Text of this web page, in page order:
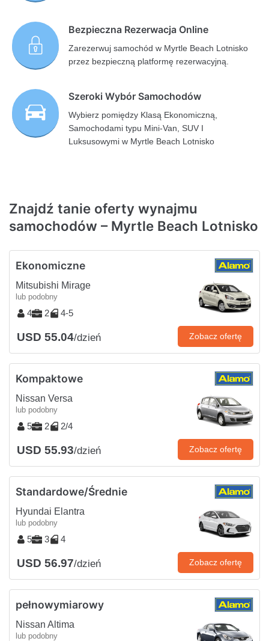
Bezpieczna Rezerwacja Online
Zarezerwuj samochód w Myrtle Beach Lotnisko
przez bezpieczną platformę rezerwacyjną.
Szeroki Wybór Samochodów
Wybierz pomiędzy Klasą Ekonomiczną,
Samochodami typu Mini-Van, SUV I
Luksusowymi w Myrtle Beach Lotnisko
Znajdź tanie oferty wynajmu
samochodów – Myrtle Beach Lotnisko
Ekonomiczne
Mitsubishi Mirage
lub podobny
4 2 4-5
USD 55.04/dzień Zobacz ofertę
Kompaktowe
Nissan Versa
lub podobny
5 2 2/4
USD 55.93/dzień Zobacz ofertę
Standardowe/Średnie
Hyundai Elantra
lub podobny
5 3 4
USD 56.97/dzień Zobacz ofertę
pełnowymiarowy
Nissan Altima
lub podobny